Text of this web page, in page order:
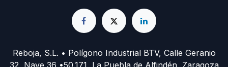
Reboja, S.L. • Polígono Industrial BTV, Calle Geranio